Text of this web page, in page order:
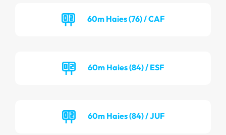
60m Haies (76) / CAF
60m Haies (84) / ESF
60m Haies (84) / JUF